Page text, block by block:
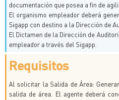
documentación que posea a fin de
El organismo empleador deberá
Sigapp con destino a la Dirección de
El Dictamen de la Dirección de
empleador a través del Sigapp.
Requisitos
Al solicitar la Salida de Área:
salida de área. El agente deberá